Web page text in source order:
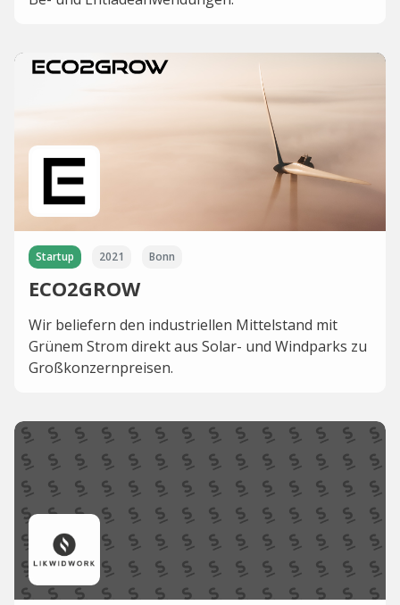
Startup 2021 Bonn
ECO2GROW
Wir beliefern den industriellen Mittelstand mit
Grünem Strom direkt aus Solar- und Windparks zu
Großkonzernpreisen.